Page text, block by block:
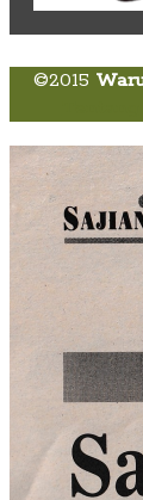
©2015